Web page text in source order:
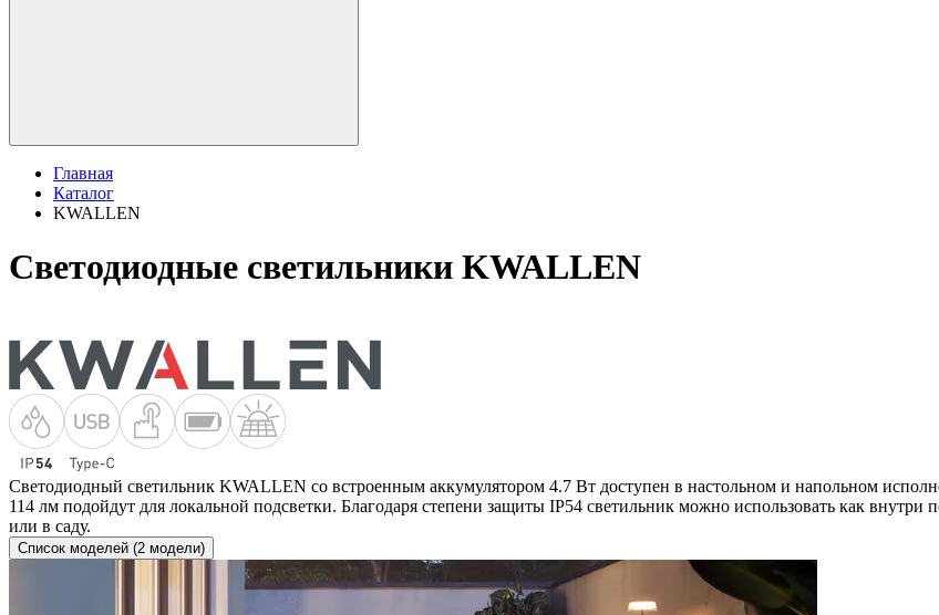
Главная
Каталог
KWALLEN
Светодиодные светильники KWALLEN
Светодиодный светильник KWALLEN со встроенным аккумулятором 4.7 Вт доступен в настольном и напольном
114 лм подойдут для локальной подсветки. Благодаря степени защиты IP54 светильник можно использовать как
или в саду.
Список моделей (2 модели)